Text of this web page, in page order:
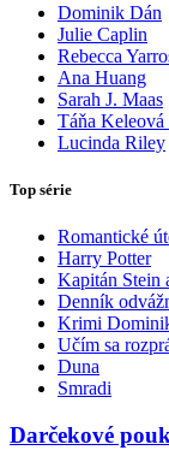
Dominik Dán
Julie Caplin
Rebecca
Ana Huang
Sarah J. Maas
Táňa Keleová
Lucinda Riley
Top série
Romantické
Harry Potter
Kapitán Stein
Denník
Krimi
Učím sa
Duna
Smradi
Darčekové